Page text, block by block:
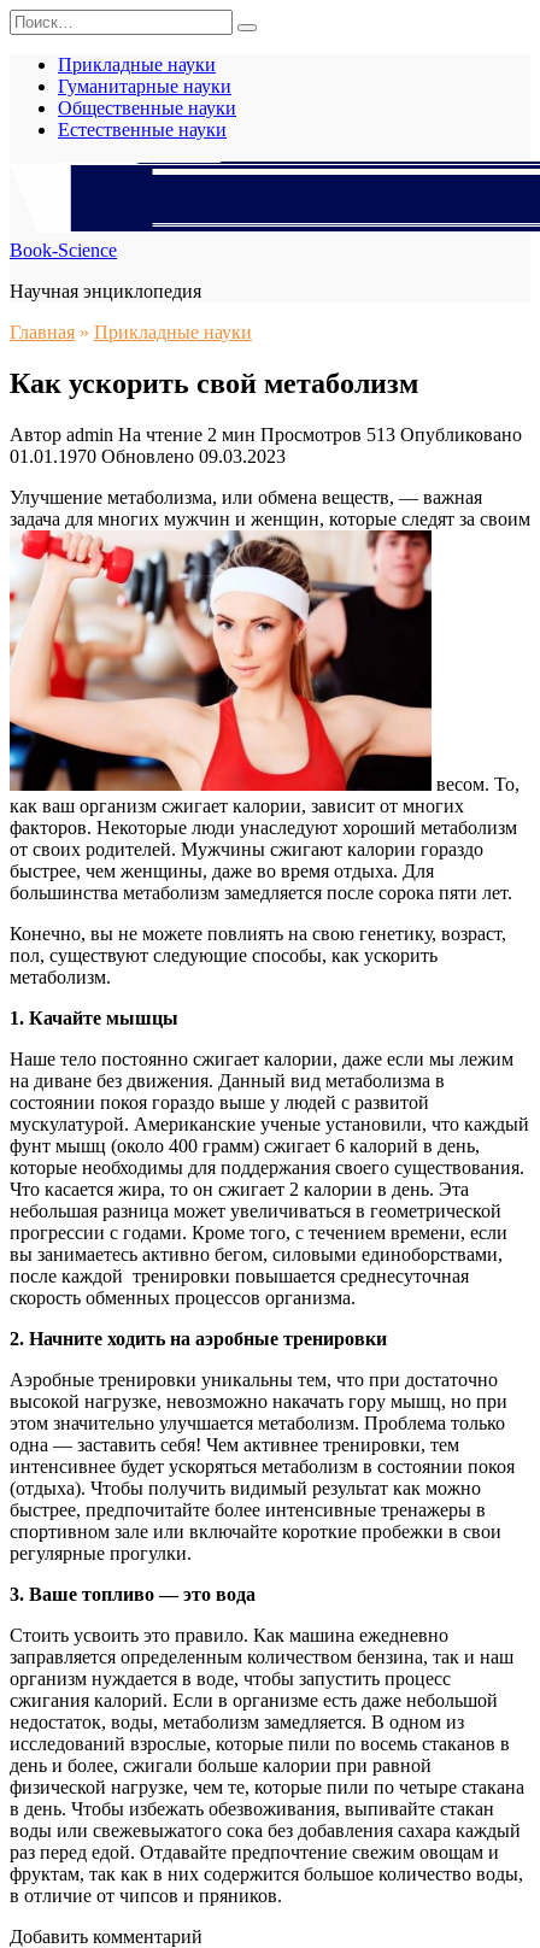
Перейти
к
содержанию
Search
for:
Прикладные науки
Гуманитарные науки
Общественные науки
Естественные науки
Book-Science
Научная энциклопедия
Главная » Прикладные науки
Как ускорить свой метаболизм
Автор admin На чтение 2 мин Просмотров 513 Опубликовано
01.01.1970 Обновлено 09.03.2023
Улучшение метаболизма, или обмена веществ, — важная
задача для многих мужчин и женщин, которые следят за своим
весом. То,
как ваш организм сжигает калории, зависит от многих
факторов. Некоторые люди унаследуют хороший метаболизм
от своих родителей. Мужчины сжигают калории гораздо
быстрее, чем женщины, даже во время отдыха. Для
большинства метаболизм замедляется после сорока пяти лет.
Конечно, вы не можете повлиять на свою генетику, возраст,
пол, существуют следующие способы, как ускорить
метаболизм.
1. Качайте мышцы
Наше тело постоянно сжигает калории, даже если мы лежим
на диване без движения. Данный вид метаболизма в
состоянии покоя гораздо выше у людей с развитой
мускулатурой. Американские ученые установили, что каждый
фунт мышц (около 400 грамм) сжигает 6 калорий в день,
которые необходимы для поддержания своего существования.
Что касается жира, то он сжигает 2 калории в день. Эта
небольшая разница может увеличиваться в геометрической
прогрессии с годами. Кроме того, с течением времени, если
вы занимаетесь активно бегом, силовыми единоборствами,
после каждой тренировки повышается среднесуточная
скорость обменных процессов организма.
2. Начните ходить на аэробные тренировки
Аэробные тренировки уникальны тем, что при достаточно
высокой нагрузке, невозможно накачать гору мышц, но при
этом значительно улучшается метаболизм. Проблема только
одна — заставить себя! Чем активнее тренировки, тем
интенсивнее будет ускоряться метаболизм в состоянии покоя
(отдыха). Чтобы получить видимый результат как можно
быстрее, предпочитайте более интенсивные тренажеры в
спортивном зале или включайте короткие пробежки в свои
регулярные прогулки.
3. Ваше топливо — это вода
Стоить усвоить это правило. Как машина ежедневно
заправляется определенным количеством бензина, так и наш
организм нуждается в воде, чтобы запустить процесс
сжигания калорий. Если в организме есть даже небольшой
недостаток, воды, метаболизм замедляется. В одном из
исследований взрослые, которые пили по восемь стаканов в
день и более, сжигали больше калории при равной
физической нагрузке, чем те, которые пили по четыре стакана
в день. Чтобы избежать обезвоживания, выпивайте стакан
воды или свежевыжатого сока без добавления сахара каждый
раз перед едой. Отдавайте предпочтение свежим овощам и
фруктам, так как в них содержится большое количество воды,
в отличие от чипсов и пряников.
Добавить комментарий